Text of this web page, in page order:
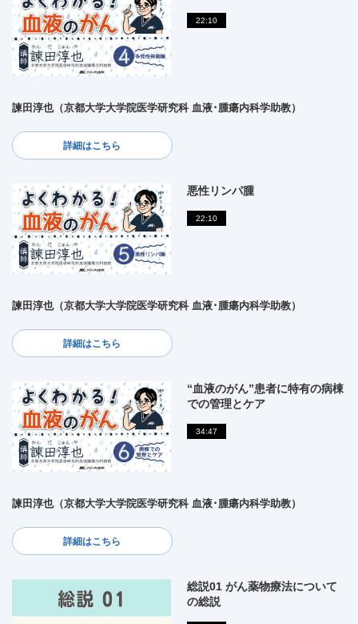
22:10
諫田淳也（京都大学大学院医学研究科 血液･腫瘍内科学助教）
詳細はこちら
悪性リンパ腫
22:10
諫田淳也（京都大学大学院医学研究科 血液･腫瘍内科学助教）
詳細はこちら
“血液のがん”患者に特有の病棟
での管理とケア
34:47
諫田淳也（京都大学大学院医学研究科 血液･腫瘍内科学助教）
詳細はこちら
総説01 がん薬物療法について
の総説